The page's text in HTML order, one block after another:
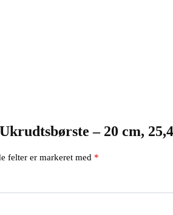
– 20 cm,
felter er markeret med *